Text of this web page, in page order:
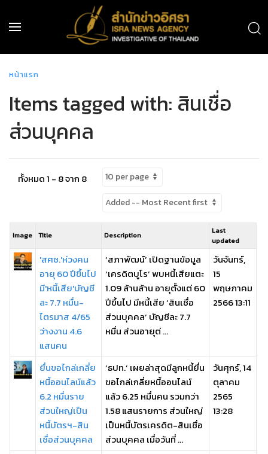
หน้าแรก
Items tagged with: สินเชื่อ
ส่วนบุคคล
ทั้งหมด 1 - 8 จาก 8
Image Title Description
Last
updated
'สศช.'ห่วงคน
อายุ 60 ปีขึ้นไป
มี'หนี้เสีย'บัญชี
ละ 7.7 หมื่น-
ไตรมาส 4/65
ว่างงาน 4.6
แสนคน
‘สภาพัฒน์’ เปิดฐานข้อมูล
‘เครดิตบูโร’ พบหนี้เสียแตะ
1.09 ล้านล้าน อายุตั้งแต่ 60
ปีขึ้นไป มีหนี้เสีย ‘สินเชื่อ
ส่วนบุคคล’ บัญชีละ 7.7
หมื่น ส่วนอายุต่ ...
วันจันทร์,
15
พฤษภาคม
2566 13:11
ยื่นขอไกล่เกลี่ย
หนี้ออนไลน์แล้ว
6.2 หมื่นราย
ส่วนใหญ่เป็น
หนี้บัตรฯ-สิน
เชื่อส่วนบุคคล
‘ธปท.’ เผยล่าสุดมีลูกหนี้ยื่น
ขอไกล่เกลี่ยหนี้ออนไลน์
แล้ว 6.25 หมื่นคน รวมกว่า
1.58 แสนรายการ ส่วนใหญ่
เป็นหนี้บัตรเครดิต-สินเชื่อ
ส่วนบุคคล เมื่อวันที่ ...
วันศุกร์, 14
ตุลาคม
2565
13:28